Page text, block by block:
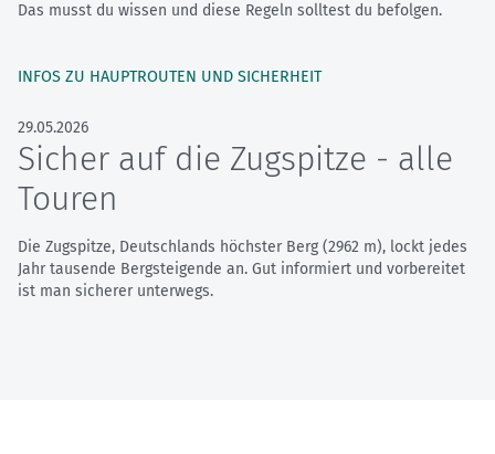
Das musst du wissen und diese Regeln solltest du befolgen.
INFOS ZU HAUPTROUTEN UND SICHERHEIT
29.05.2026
Sicher auf die Zugspitze - alle
Touren
Die Zugspitze, Deutschlands höchster Berg (2962 m), lockt jedes
Jahr tausende Bergsteigende an. Gut informiert und vorbereitet
ist man sicherer unterwegs.